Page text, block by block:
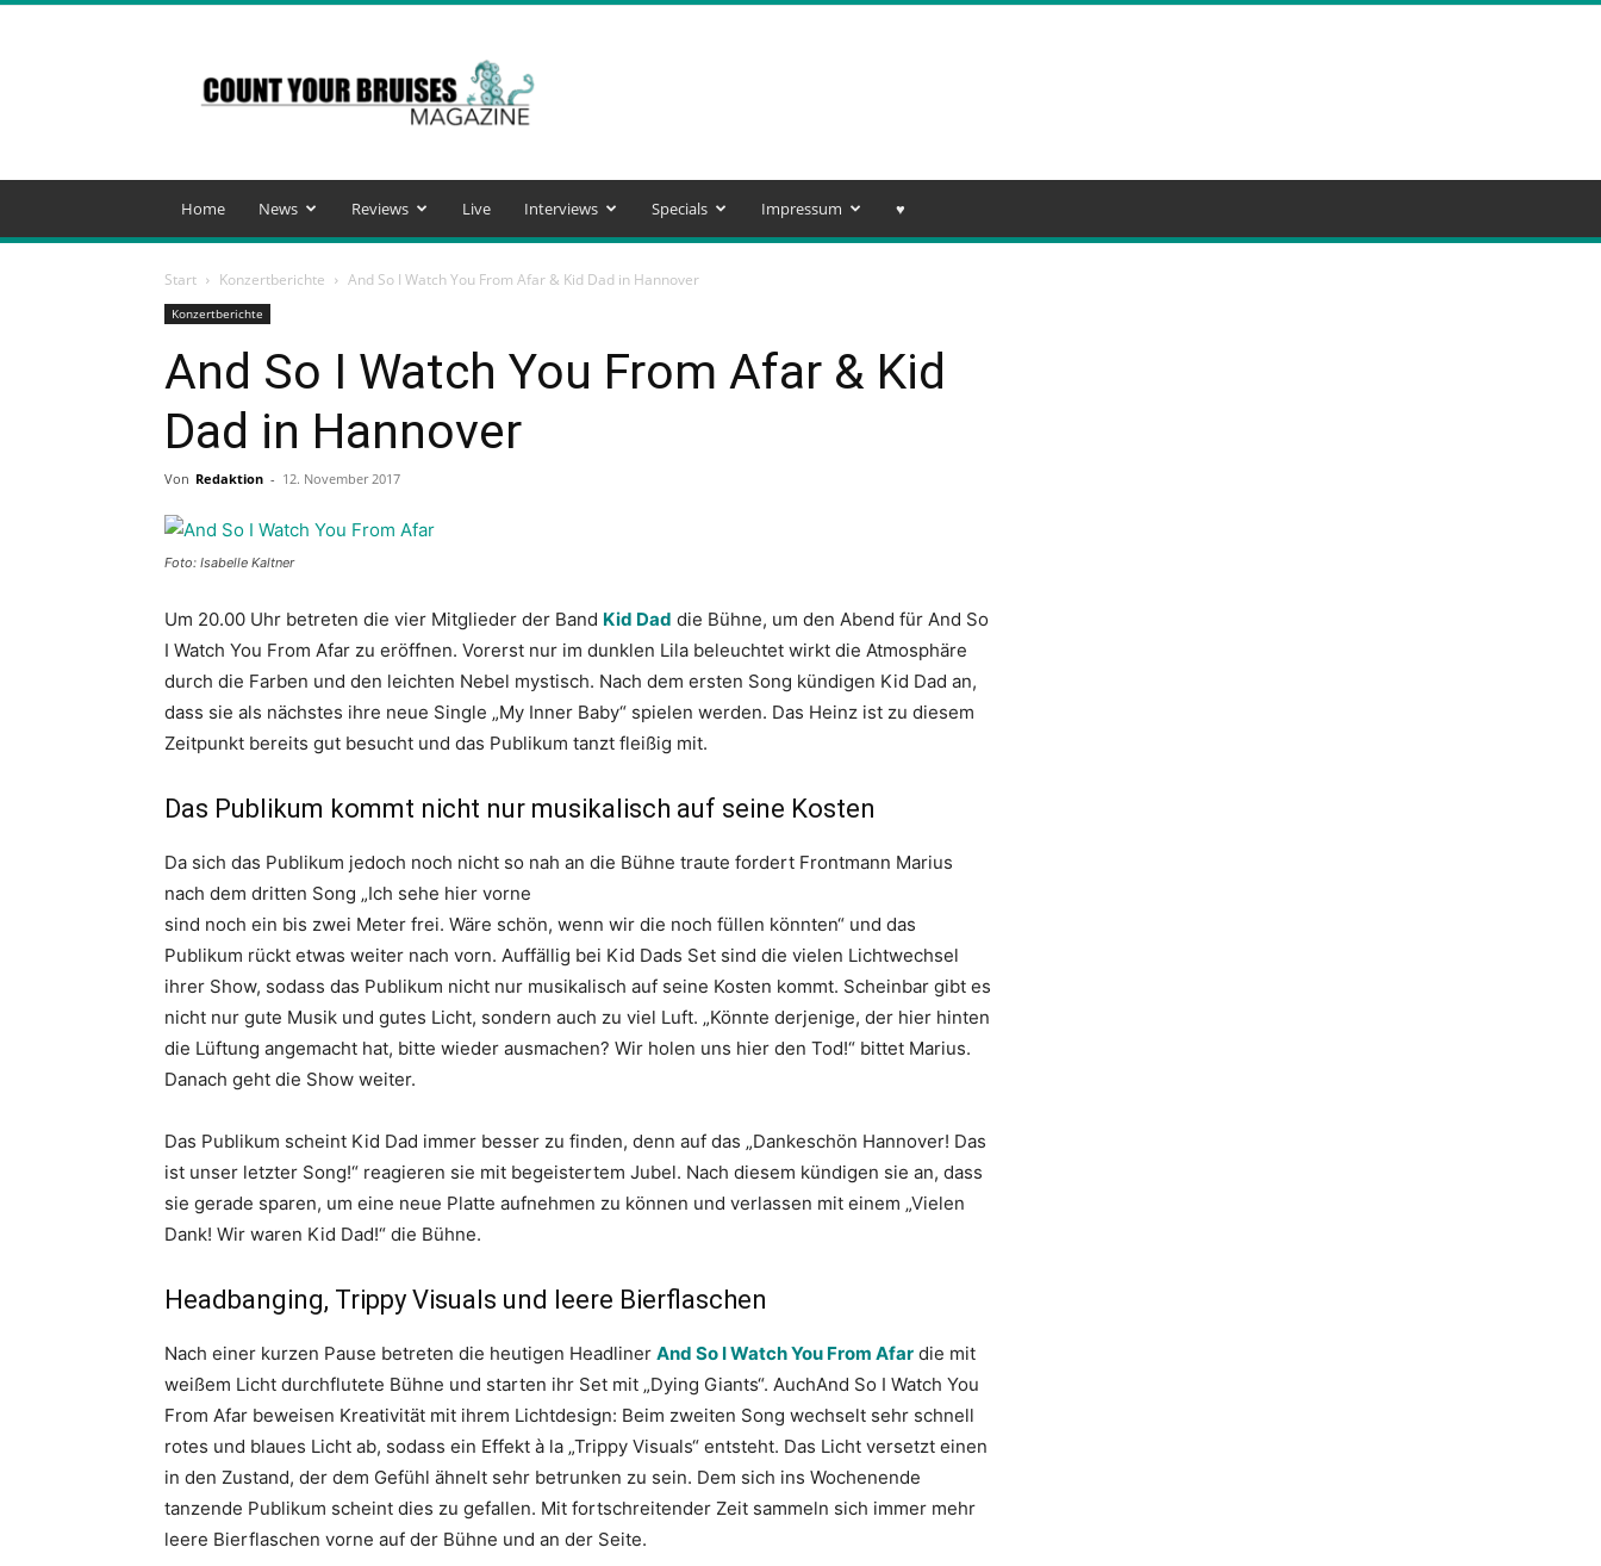
Your
Bruises
Magazine
Home News Reviews Live Interviews Specials Impressum ♥️
Start Konzertberichte And So I Watch You From Afar & Kid Dad in Hannover
Konzertberichte
And So I Watch You From Afar & Kid
Dad in Hannover
Von Redaktion - 12. November 2017
Foto: Isabelle Kaltner
Um 20.00 Uhr betreten die vier Mitglieder der Band Kid Dad die Bühne, um den Abend für And So
I Watch You From Afar zu eröffnen. Vorerst nur im dunklen Lila beleuchtet wirkt die Atmosphäre
durch die Farben und den leichten Nebel mystisch. Nach dem ersten Song kündigen Kid Dad an,
dass sie als nächstes ihre neue Single „My Inner Baby“ spielen werden. Das Heinz ist zu diesem
Zeitpunkt bereits gut besucht und das Publikum tanzt fleißig mit.
Das Publikum kommt nicht nur musikalisch auf seine Kosten
Da sich das Publikum jedoch noch nicht so nah an die Bühne traute fordert Frontmann Marius
nach dem dritten Song „Ich sehe hier vorne
sind noch ein bis zwei Meter frei. Wäre schön, wenn wir die noch füllen könnten“ und das
Publikum rückt etwas weiter nach vorn. Auffällig bei Kid Dads Set sind die vielen Lichtwechsel
ihrer Show, sodass das Publikum nicht nur musikalisch auf seine Kosten kommt. Scheinbar gibt es
nicht nur gute Musik und gutes Licht, sondern auch zu viel Luft. „Könnte derjenige, der hier hinten
die Lüftung angemacht hat, bitte wieder ausmachen? Wir holen uns hier den Tod!“ bittet Marius.
Danach geht die Show weiter.
Das Publikum scheint Kid Dad immer besser zu finden, denn auf das „Dankeschön Hannover! Das
ist unser letzter Song!“ reagieren sie mit begeistertem Jubel. Nach diesem kündigen sie an, dass
sie gerade sparen, um eine neue Platte aufnehmen zu können und verlassen mit einem „Vielen
Dank! Wir waren Kid Dad!“ die Bühne.
Headbanging, Trippy Visuals und leere Bierflaschen
Nach einer kurzen Pause betreten die heutigen Headliner And So I Watch You From Afar die mit
weißem Licht durchflutete Bühne und starten ihr Set mit „Dying Giants“. AuchAnd So I Watch You
From Afar beweisen Kreativität mit ihrem Lichtdesign: Beim zweiten Song wechselt sehr schnell
rotes und blaues Licht ab, sodass ein Effekt à la „Trippy Visuals“ entsteht. Das Licht versetzt einen
in den Zustand, der dem Gefühl ähnelt sehr betrunken zu sein. Dem sich ins Wochenende
tanzende Publikum scheint dies zu gefallen. Mit fortschreitender Zeit sammeln sich immer mehr
leere Bierflaschen vorne auf der Bühne und an der Seite.